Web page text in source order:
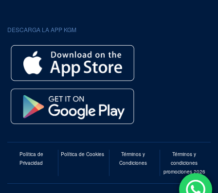
DESCARGA LA APP KGM
Política de
Privacidad
Política de Cookies
Términos y
Condiciones
Términos y
condiciones
promociones 2026